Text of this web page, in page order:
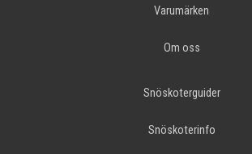
Varumärken
Om oss
Snöskoterguider
Snöskoterinfo